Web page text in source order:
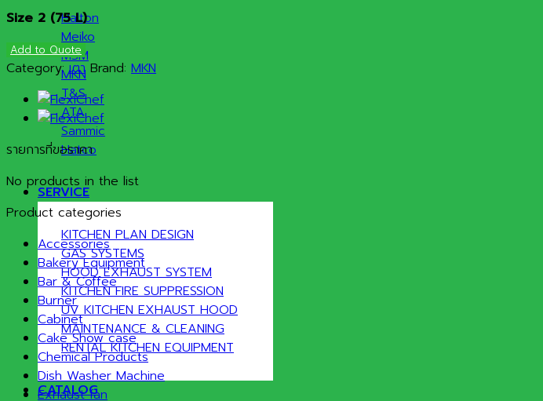
Halton
Meiko
MSM
MKN
T&S
ATA
Sammic
Hatco
SERVICE
KITCHEN PLAN DESIGN
GAS SYSTEMS
HOOD EXHAUST SYSTEM
KITCHEN FIRE SUPPRESSION
UV KITCHEN EXHAUST HOOD
MAINTENANCE & CLEANING
RENTAL KITCHEN EQUIPMENT
CATALOG
Size 2 (75 L)
Add to Quote
Category:เตา Brand: MKN
รายการที่ขอราคา
No products in the list
Product categories
Accessories
Bakery Equipment
Bar & Coffee
Burner
Cabinet
Cake Show case
Chemical Products
Dish Washer Machine
Exhaust fan